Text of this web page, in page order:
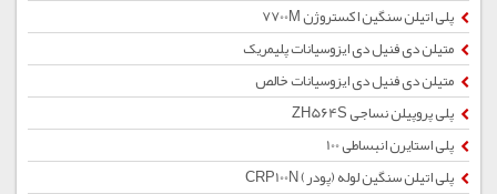
پلی اتیلن سنگین اکستروژن 7700M
متیلن دی فنیل دی ایزوسیانات پلیمریک
متیلن دی فنیل دی ایزوسیانات خالص
پلی پروپیلن نساجی ZH564S
پلی استایرن انبساطی 100
پلی اتیلن سنگین لوله (پودر) CRP100N